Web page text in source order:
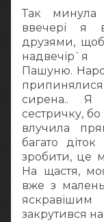
Так минула
ввечері я
друзями,
надвечір`я
Пашуню.
сирена.. Я
сестричку,
влучила
багато
зробити, це
На щастя,
вже з
закрутився